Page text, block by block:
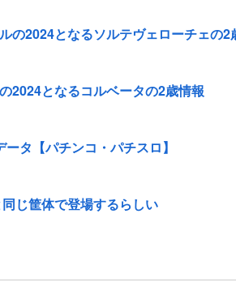
の2024となるソルテヴェローチェの2
2024となるコルベータの2歳情報
タ【パチンコ・パチスロ】
じ筐体で登場するらしい